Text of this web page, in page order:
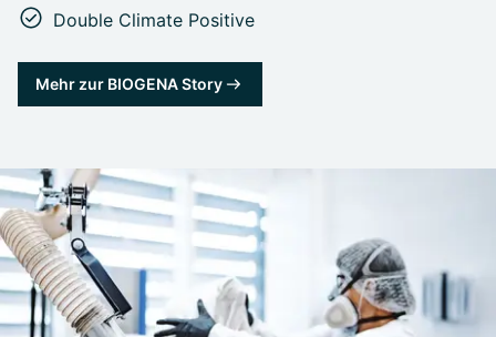
Double Climate Positive
Mehr zur BIOGENA Story